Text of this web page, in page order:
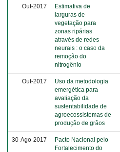
Out-2017
Estimativa de
larguras de
vegetação para
zonas ripárias
através de redes
neurais : o caso da
remoção do
nitrogênio
Out-2017
Uso da metodologia
emergética para
avaliação da
sustentabilidade de
agroecossistemas de
produção de grãos
30-Ago-2017
Pacto Nacional pelo
Fortalecimento do